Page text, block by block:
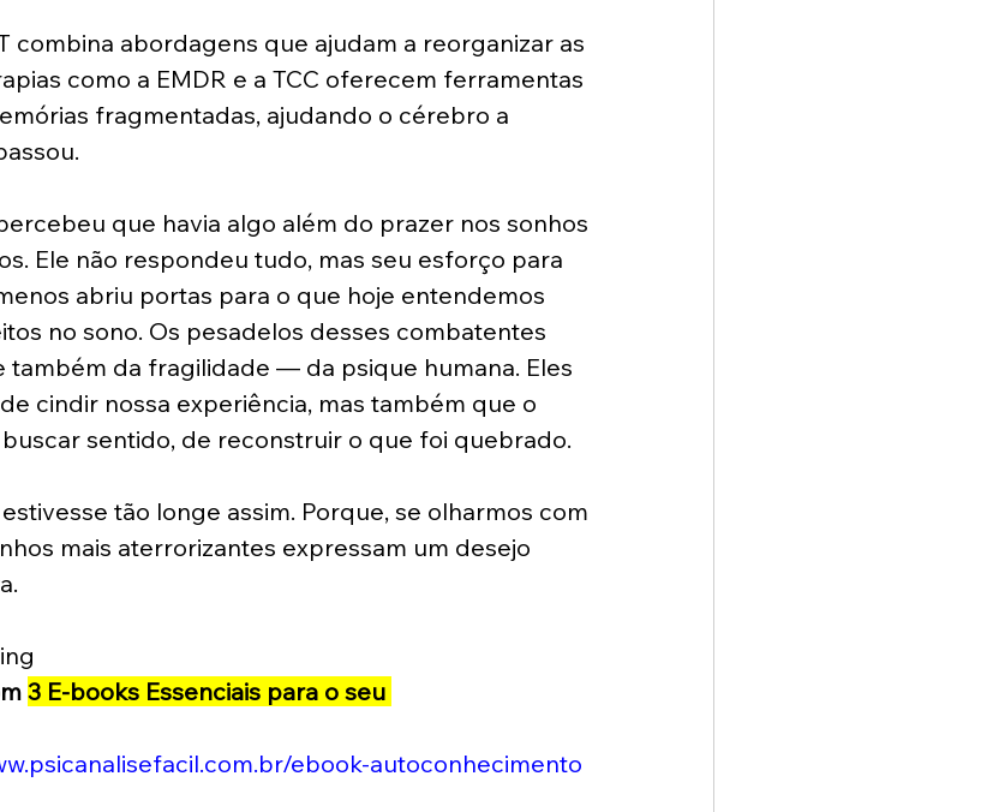
combina abordagens que ajudam a reorganizar as
como a EMDR e a TCC oferecem ferramentas
fragmentadas, ajudando o cérebro a
que havia algo além do prazer nos sonhos
Ele não respondeu tudo, mas seu esforço para
abriu portas para o que hoje entendemos
no sono. Os pesadelos desses combatentes
da fragilidade — da psique humana. Eles
cindir nossa experiência, mas também que o
sentido, de reconstruir o que foi quebrado.
tão longe assim. Porque, se olharmos com
mais aterrorizantes expressam um desejo
3 E-books Essenciais para o seu
ebook-autoconhecimento